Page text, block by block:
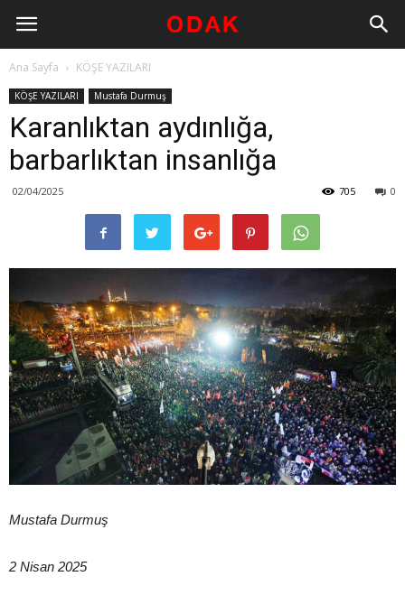
Ana Sayfa KÖŞE YAZILARI
KÖŞE YAZILARI Mustafa Durmuş
Karanlıktan aydınlığa,
barbarlıktan insanlığa
02/04/2025 0
705
Mustafa Durmuş
2 Nisan 2025